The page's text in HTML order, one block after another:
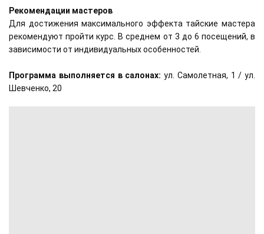
Рекомендации мастеров
Для достижения максимального эффекта тайские мастера
рекомендуют пройти курс. В среднем от 3 до 6 посещений, в
зависимости от индивидуальных особенностей.
Программа выполняется в салонах: ул. Самолетная, 1 / ул.
Шевченко, 20